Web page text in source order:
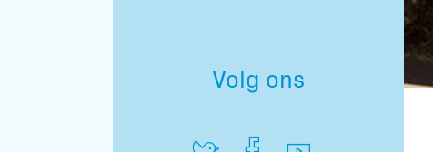
Volg ons